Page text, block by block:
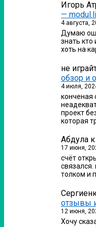
Игорь
—
4 августа,
Думаю
знать кто
хоть на
не
обзор и
4 июля,
конченая
проект
которая
Абдула к
17 июня,
счёт
связался.
толком и
отзывы
12 июня,
Хочу